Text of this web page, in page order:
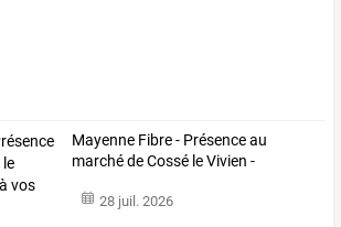
Mayenne Fibre- Présenceau
marchédeCossé leVivien -
28 juil. 2026